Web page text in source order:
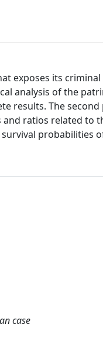
exposes its
analysis of the
results. The
ratios related to
probabilities
case